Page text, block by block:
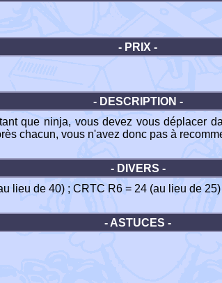
- PRIX -
- DESCRIPTION -
que ninja, vous devez vous déplacer
chacun, vous n'avez donc pas à
- DIVERS -
lieu de 40) ; CRTC R6 = 24 (au lieu de 25)
- ASTUCES -